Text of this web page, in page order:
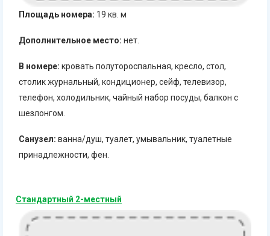
Площадь номера: 19 кв. м
Дополнительное место: нет.
В номере: кровать полутороспальная, кресло, стол,
столик журнальный, кондиционер, сейф, телевизор,
телефон, холодильник, чайный набор посуды, балкон с
шезлонгом.
Санузел: ванна/душ, туалет, умывальник, туалетные
принадлежности, фен.
Стандартный 2-местный